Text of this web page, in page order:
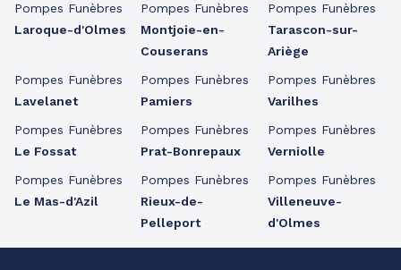
Pompes Funèbres
Laroque-d'Olmes
Pompes Funèbres
Lavelanet
Pompes Funèbres
Le Fossat
Pompes Funèbres
Le Mas-d'Azil
Pompes Funèbres
Montjoie-en-
Couserans
Pompes Funèbres
Pamiers
Pompes Funèbres
Prat-Bonrepaux
Pompes Funèbres
Rieux-de-
Pelleport
Pompes Funèbres
Tarascon-sur-
Ariège
Pompes Funèbres
Varilhes
Pompes Funèbres
Verniolle
Pompes Funèbres
Villeneuve-
d'Olmes